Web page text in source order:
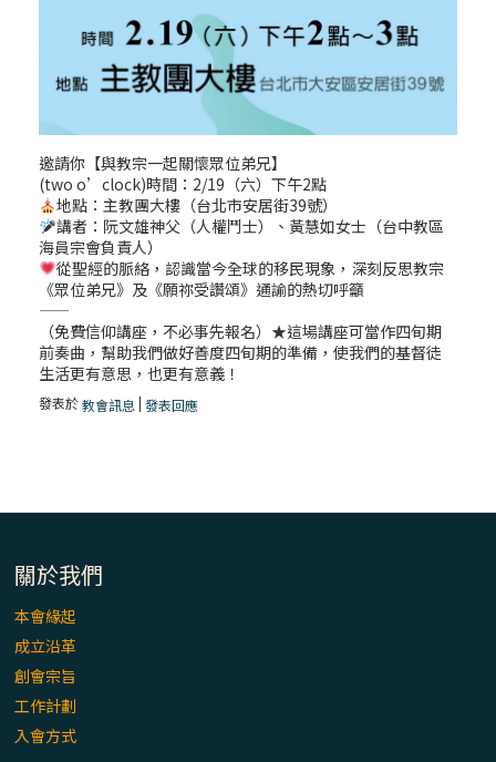
邀請你【與教宗一起關懷眾位弟兄】
(two o’clock)時間：2/19（六）下午2點
地點：主教團大樓（台北市安居街39號）
講者：阮文雄神父（人權鬥士）、黃慧如女士（台中教區
海員宗會負責人）
從聖經的脈絡，認識當今全球的移民現象，深刻反思教宗
《眾位弟兄》及《願祢受讚頌》通諭的熱切呼籲
——
（免費信仰講座，不必事先報名）★這場講座可當作四旬期
前奏曲，幫助我們做好善度四旬期的準備，使我們的基督徒
生活更有意思，也更有意義！
發表於教會訊息 |發表回應
關於我們
本會緣起
成立沿革
創會宗旨
工作計劃
入會方式